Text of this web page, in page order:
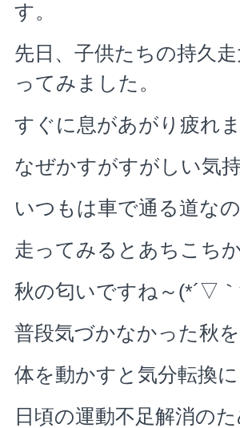
す。
先日、子供たちの持久
ってみました。
すぐに息があがり疲れ
なぜかすがすがしい気
いつもは車で通る道な
走ってみるとあちこち
秋の匂いですね～(*´▽
普段気づかなかった秋
体を動かすと気分転換
日頃の運動不足解消の